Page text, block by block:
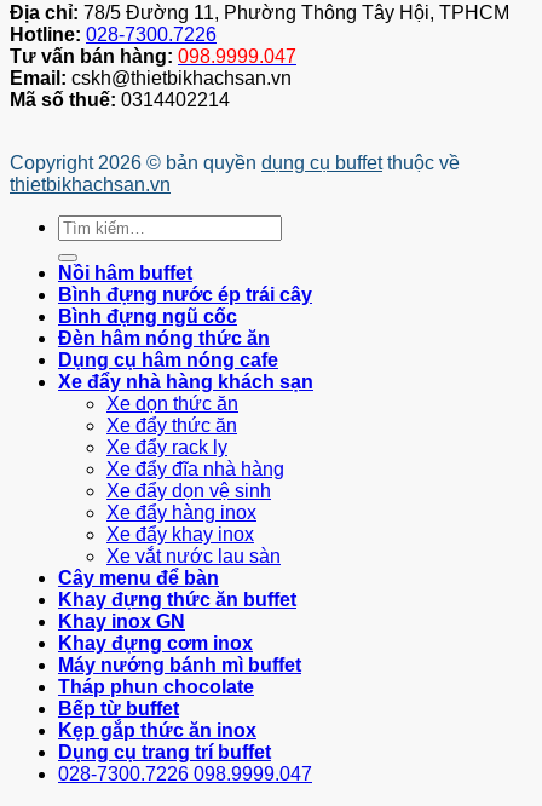
Địa chỉ: 78/5 Đường 11, Phường Thông Tây Hội, TPHCM
Hotline: 028-7300.7226
Tư vấn bán hàng: 098.9999.047
Email: cskh@thietbikhachsan.vn
Mã số thuế: 0314402214
Copyright 2026 © bản quyền dụng cụ buffetthuộc về
thietbikhachsan.vn
Tìm
kiếm:
Nồi hâm buffet
Bình đựng nước ép trái cây
Bình đựng ngũ cốc
Đèn hâm nóng thức ăn
Dụng cụ hâm nóng cafe
Xe đẩy nhà hàng khách sạn
Xe dọn thức ăn
Xe đẩy thức ăn
Xe đẩy rack ly
Xe đẩy đĩa nhà hàng
Xe đẩy dọn vệ sinh
Xe đẩy hàng inox
Xe đẩy khay inox
Xe vắt nước lau sàn
Cây menu để bàn
Khay đựng thức ăn buffet
Khay inox GN
Khay đựng cơm inox
Máy nướng bánh mì buffet
Tháp phun chocolate
Bếp từ buffet
Kẹp gắp thức ăn inox
Dụng cụ trang trí buffet
028-7300.7226 098.9999.047